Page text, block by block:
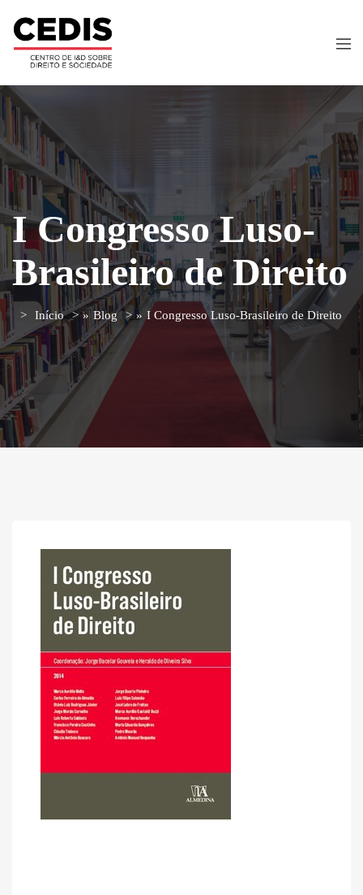
I Congresso Luso-
Brasileiro de Direito
Início » Blog » I Congresso Luso-Brasileiro de Direito